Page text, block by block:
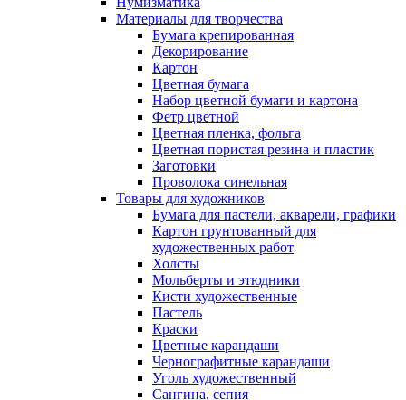
Материалы для творчества
Бумага крепированная
Декорирование
Картон
Цветная бумага
Набор цветной бумаги и картона
Фетр цветной
Цветная пленка, фольга
Цветная пористая резина и пластик
Заготовки
Проволока синельная
Товары для художников
Бумага для пастели, акварели, графики
Картон грунтованный для
художественных работ
Холсты
Мольберты и этюдники
Кисти художественные
Пастель
Краски
Цветные карандаши
Чернографитные карандаши
Уголь художественный
Сангина, сепия